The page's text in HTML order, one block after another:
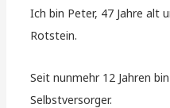
Ich bin Peter, 47 Jahre alt
Rotstein.
Seit nunmehr 12 Jahren
Selbstversorger.